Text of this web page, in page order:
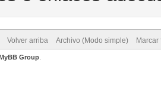
Volver arriba Archivo (Modo simple)
Group